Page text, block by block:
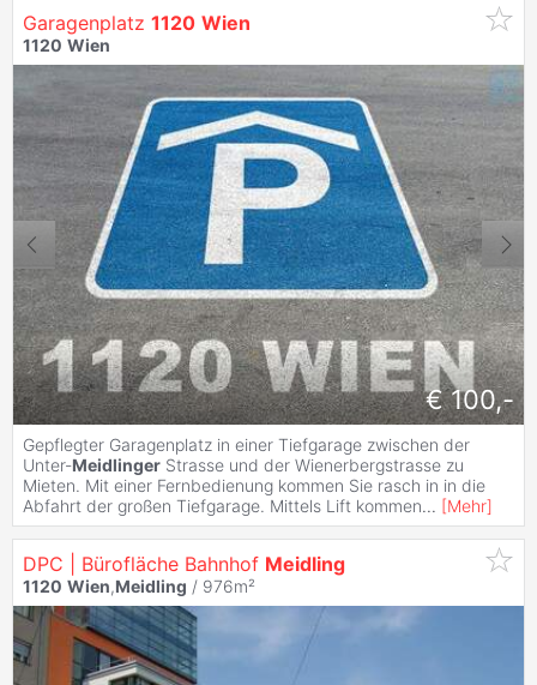
Garagenplatz 1120 Wien
1120 Wien
€ 100,-
Gepflegter Garagenplatz in einer Tiefgarage zwischen der
Unter-Meidlinger Strasse und der Wienerbergstrasse zu
Mieten. Mit einer Fernbedienung kommen Sie rasch in in die
Abfahrt der großen Tiefgarage. Mittels Lift kommen... [Mehr]
DPC | Bürofläche Bahnhof Meidling
1120 Wien,Meidling / 976m²